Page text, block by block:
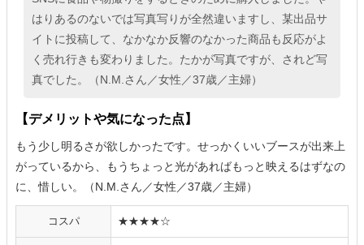
はりあるのないでは写真写りが全然違いますし、某出品サ
イトに投稿して、なかなか反響のなかった商品も反応がよ
く売れ行きも変わりました。たかが写真ですが、されど写
真でした。（N.M.さん／女性／37歳／主婦）
【デメリットや気になった点】
もう少し明るさが欲しかったです。せっかくいいブースが出来上
がっているから、もうちょっと光があればもっと映えるはずなの
に、惜しい。（N.M.さん／女性／37歳／主婦）
コスパ ★★★★☆